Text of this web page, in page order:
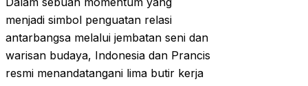
menjadi simbol penguatan relasi
antarbangsa melalui jembatan seni dan
warisan budaya, Indonesia dan Prancis
resmi menandatangani lima butir kerja